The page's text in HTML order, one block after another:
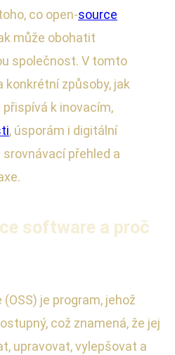
co open-source
může obohatit
společnost. V tomto
konkrétní způsoby, jak
k inovacím,
, úsporám i digitální
přehled a
software a proč
je program, jehož
což znamená, že jej
upravovat, vylepšovat a